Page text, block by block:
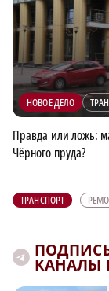
НОВОЕ ДЕЛО
Правда или ложь:
Чёрного пруда?
ТРАНСПОРТ
КАНАЛЫ